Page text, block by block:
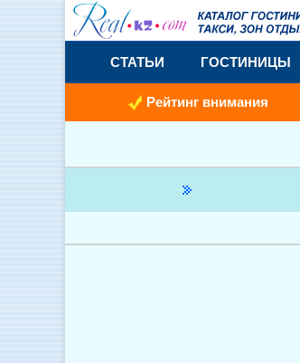
СТАТЬИ ГОСТИНИЦЫ
Рейтинг внимания